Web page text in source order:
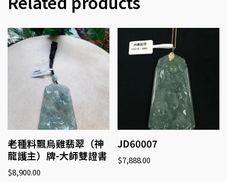
老種料飄烏雞翡翠（神
龍護主）牌-大師雙證書
$8,900.00
JD60007
$7,888.00